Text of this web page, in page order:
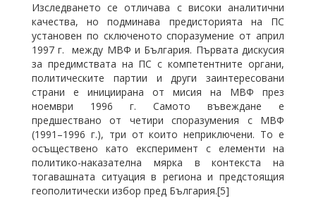
Изследването се отличава с високи аналитични
качества, но подминава предисторията на ПС
установен по сключеното споразумение от април
1997 г. между МВФ и България. Първата дискусия
за предимствата на ПС с компетентните органи,
политическите партии и други заинтересовани
страни е инициирана от мисия на МВФ през
ноември 1996 г. Самото въвеждане е
предшествано от четири споразумения с МВФ
(1991–1996 г.), три от които неприключени. То е
осъществено като експеримент с елементи на
политико-наказателна мярка в контекста на
тогавашната ситуация в региона и предстоящия
геополитически избор пред България.[5]